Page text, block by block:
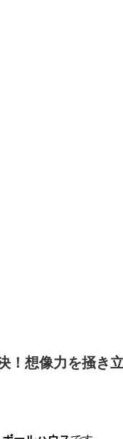
！想像力を掻き